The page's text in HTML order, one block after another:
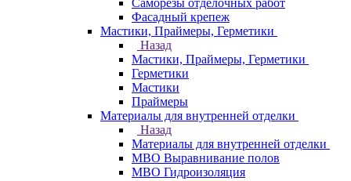
Саморезы отделочных работ
Фасадный крепеж
Мастики, Праймеры, Герметики
Назад
Мастики, Праймеры, Герметики
Герметики
Мастики
Праймеры
Материалы для внутренней отделки
Назад
Материалы для внутренней отделки
МВО Выравнивание полов
МВО Гидроизоляция